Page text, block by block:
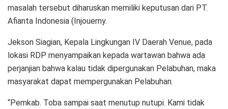
masalah tersebut diharuskan memiliki keputusan dari PT.
Afianta Indonesia (Injouerny.
Jekson Siagian, Kepala Lingkungan IV Daerah Venue, pada
lokasi RDP menyampaikan kepada wartawan bahwa ada
perjanjian bahwa kalau tidak dipergunakan Pelabuhan, maka
masyarakat dapat mempergunakan Pelabuhan.
“Pemkab. Toba sampai saat menutup nutupi. Kami tidak